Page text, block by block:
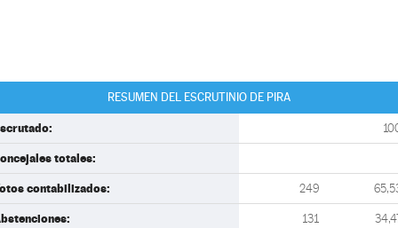
RESUMEN DEL ESCRUTINIO DE PIRA
totales:
contabilizados: 249
131